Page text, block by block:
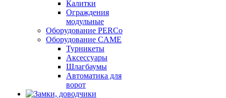
Калитки
Ограждения
модульные
Оборудование PERCo
Оборудование CAME
Турникеты
Аксессуары
Шлагбаумы
Автоматика для
ворот